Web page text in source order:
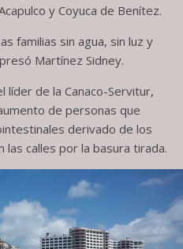
y Coyuca de Benítez.
familias sin agua, sin luz y
Martínez Sidney.
líder de la Canaco-Servitur,
de personas que
derivado de los
las calles por la basura tirada.